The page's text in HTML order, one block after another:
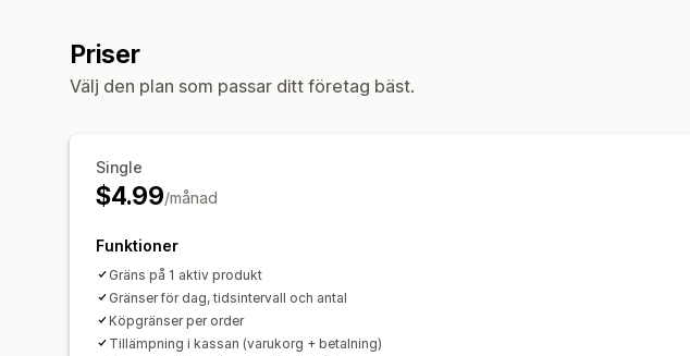
Priser
Välj den plan som passar ditt företag bäst.
Single
$4.99/månad
Funktioner
Gräns på 1 aktiv produkt
Gränser för dag, tidsintervall och antal
Köpgränser per order
Tillämpning i kassan (varukorg + betalning)